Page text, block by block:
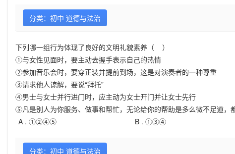
分类：初中 道德与法治
下列哪一组行为体现了良好的文明礼貌素养（ ）
①与女性见面时，要主动去握手表示自己的热情
②参加音乐会时，要穿正装并提前到场，这是对演奏者的一种尊重
③请求他人谅解，要说“拜托”
④男士与女士并行进门时，应主动为女士开门并让女士先行
⑤凡是别人为你服务、做事和帮忙，无论给你的帮助是多么微不足道，
A . ①②④⑤ B . ①③④
分类：初中 道德与法治